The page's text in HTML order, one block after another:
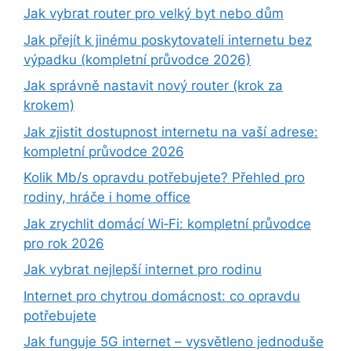
Jak vybrat router pro velký byt nebo dům
Jak přejít k jinému poskytovateli internetu bez
výpadku (kompletní průvodce 2026)
Jak správně nastavit nový router (krok za
krokem)
Jak zjistit dostupnost internetu na vaší adrese:
kompletní průvodce 2026
Kolik Mb/s opravdu potřebujete? Přehled pro
rodiny, hráče i home office
Jak zrychlit domácí Wi‑Fi: kompletní průvodce
pro rok 2026
Jak vybrat nejlepší internet pro rodinu
Internet pro chytrou domácnost: co opravdu
potřebujete
Jak funguje 5G internet – vysvětleno jednoduše